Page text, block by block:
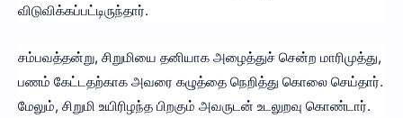
விடுவிக்கப்பட்டிருந்தார்.
சம்பவத்தன்று, சிறுமியை தனியாக அழைத்துச் சென்ற மாரிமுத்து,
பணம் கேட்டதற்காக அவரை கழுத்தை நெறித்து கொலை செய்தார்.
மேலும், சிறுமி உயிரிழந்த பிறகும் அவருடன் உடலுறவு கொண்டார்.